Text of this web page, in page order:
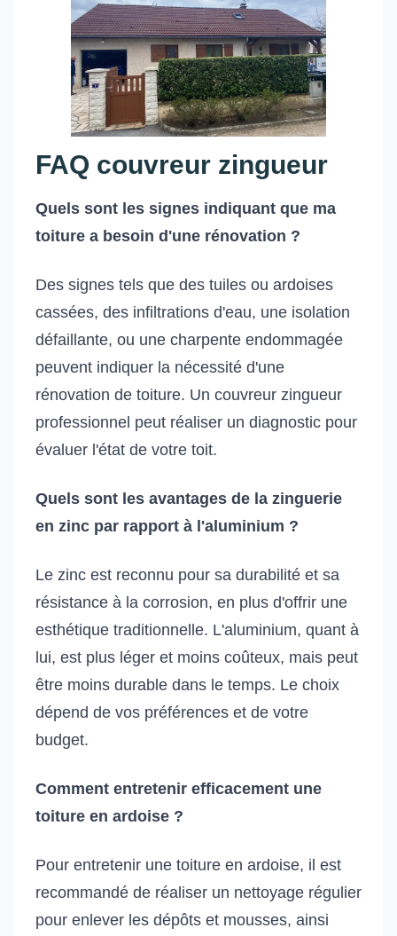
FAQ couvreur zingueur
Quels sont les signes indiquant que ma
toiture a besoin d'une rénovation ?
Des signes tels que des tuiles ou ardoises
cassées, des infiltrations d'eau, une isolation
défaillante, ou une charpente endommagée
peuvent indiquer la nécessité d'une
rénovation de toiture. Un couvreur zingueur
professionnel peut réaliser un diagnostic pour
évaluer l'état de votre toit.
Quels sont les avantages de la zinguerie
en zinc par rapport à l'aluminium ?
Le zinc est reconnu pour sa durabilité et sa
résistance à la corrosion, en plus d'offrir une
esthétique traditionnelle. L'aluminium, quant à
lui, est plus léger et moins coûteux, mais peut
être moins durable dans le temps. Le choix
dépend de vos préférences et de votre
budget.
Comment entretenir efficacement une
toiture en ardoise ?
Pour entretenir une toiture en ardoise, il est
recommandé de réaliser un nettoyage régulier
pour enlever les dépôts et mousses, ainsi